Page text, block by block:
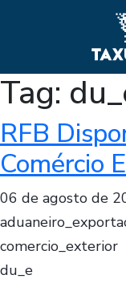
Tag:
RFB
Comércio
06 de agosto de
comercio_exterior
du_e